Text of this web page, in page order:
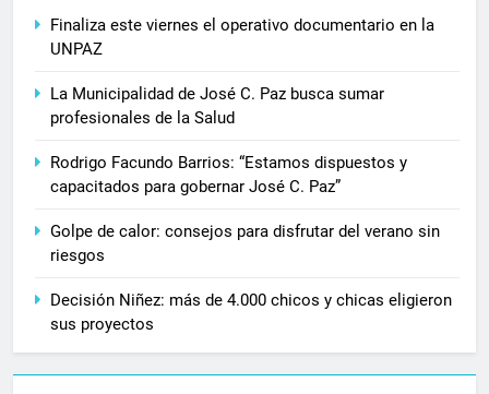
Finaliza este viernes el operativo documentario en la
UNPAZ
La Municipalidad de José C. Paz busca sumar
profesionales de la Salud
Rodrigo Facundo Barrios: “Estamos dispuestos y
capacitados para gobernar José C. Paz”
Golpe de calor: consejos para disfrutar del verano sin
riesgos
Decisión Niñez: más de 4.000 chicos y chicas eligieron
sus proyectos